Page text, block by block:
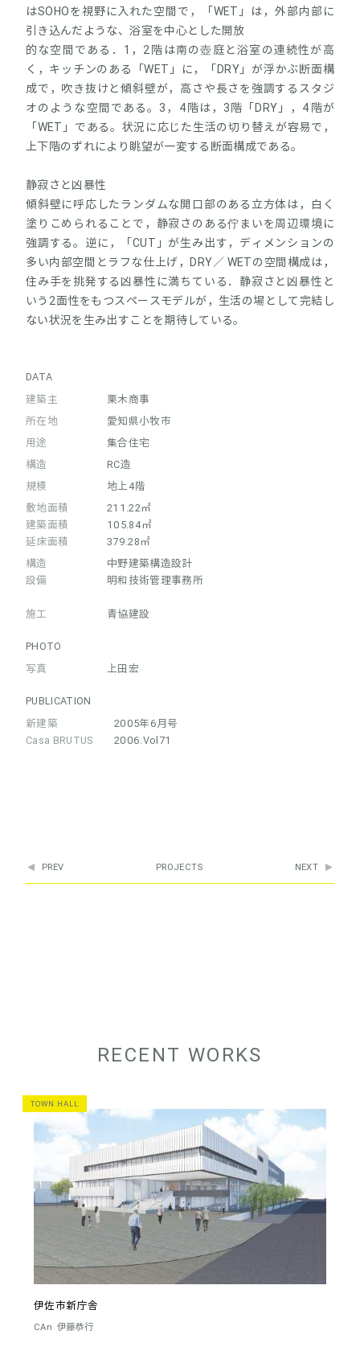
はSOHOを視野に入れた空間で，「WET」は，外部内部に
引き込んだような、浴室を中心とした開放
的な空間である．1，2階は南の壺庭と浴室の連続性が高
く，キッチンのある「WET」に，「DRY」が浮かぶ断面構
成で，吹き抜けと傾斜壁が，高さや長さを強調するスタジ
オのような空間である。3，4階は，3階「DRY」，4階が
「WET」である。状況に応じた生活の切り替えが容易で，
上下階のずれにより眺望が一変する断面構成である。
静寂さと凶暴性
傾斜壁に呼応したランダムな開口部のある立方体は，白く
塗りこめられることで，静寂さのある佇まいを周辺環境に
強調する。逆に，「CUT」が生み出す，ディメンションの
多い内部空間とラフな仕上げ，DRY／ WETの空間構成は，
住み手を挑発する凶暴性に満ちている．静寂さと凶暴性と
いう2面性をもつスペースモデルが，生活の場として完結し
ない状況を生み出すことを期待している。
DATA
建築主
栗木商事
所在地
愛知県小牧市
用途
集合住宅
構造
RC造
規模
地上4階
敷地面積
建築面積
延床面積
211.22㎡
105.84㎡
379.28㎡
構造
設備
施工
中野建築構造設計
明和技術管理事務所
青協建設
PHOTO
写真
上田宏
PUBLICATION
新建築
Casa BRUTUS
2005年6月号
2006.Vol71
PREV PROJECTS NEXT
RECENT WORKS
TOWN HALL
伊佐市新庁舎
CAn 伊藤恭行